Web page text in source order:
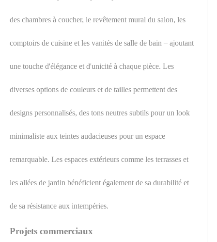
des chambres à coucher, le revêtement mural du salon, les
comptoirs de cuisine et les vanités de salle de bain – ajoutant
une touche d'élégance et d'unicité à chaque pièce. Les
diverses options de couleurs et de tailles permettent des
designs personnalisés, des tons neutres subtils pour un look
minimaliste aux teintes audacieuses pour un espace
remarquable. Les espaces extérieurs comme les terrasses et
les allées de jardin bénéficient également de sa durabilité et
de sa résistance aux intempéries.
Projets commerciaux